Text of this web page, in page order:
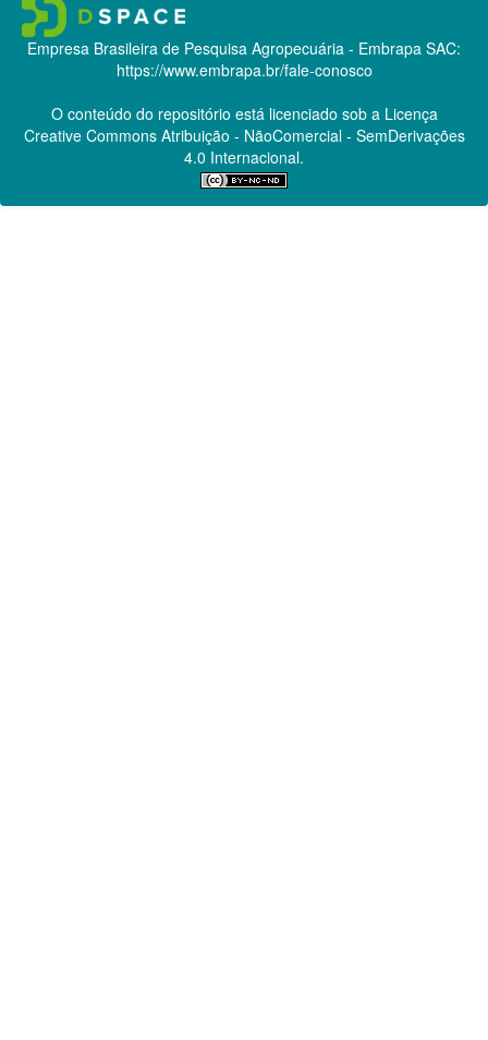
Empresa Brasileira de Pesquisa Agropecuária - Embrapa SAC:
https://www.embrapa.br/fale-conosco
O conteúdo do repositório está licenciado sob a Licença
Creative CommonsAtribuição - NãoComercial - SemDerivações
4.0 Internacional.